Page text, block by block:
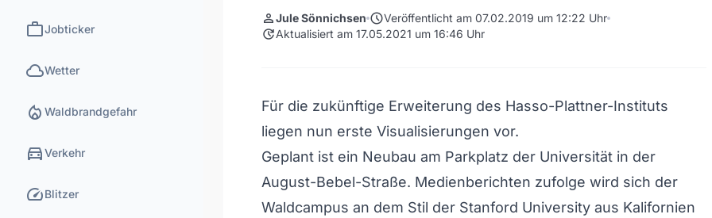
workJobticker
cloudWetter
local_fire_department Waldbrandgefahr
directions_carVerkehr
speedBlitzer
personJule Sönnichsen scheduleVeröffentlicht am 07.02.2019 um 12:22 Uhr
updateAktualisiert am 17.05.2021 um 16:46 Uhr
Für die zukünftige Erweiterung des Hasso-Plattner-Instituts
liegen nun erste Visualisierungen vor.
Geplant ist ein Neubau am Parkplatz der Universität in der
August-Bebel-Straße. Medienberichten zufolge wird sich der
Waldcampus an dem Stil der Stanford University aus Kalifornien